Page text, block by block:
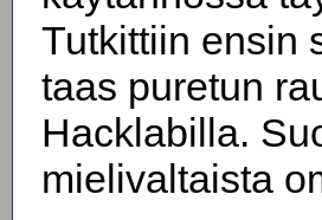
Tutkittiin ensin
taas puretun
Hacklabilla.
mielivaltaista